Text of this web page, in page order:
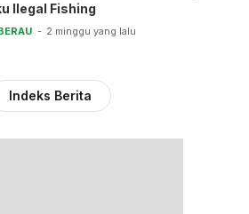
Ilegal Fishing
2 minggu yang lalu
Indeks Berita